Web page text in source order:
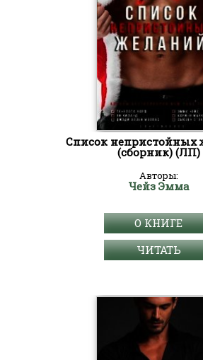
Список непристойных
(сборник) (ЛП)
Авторы:
Чейз Эмма
О КНИГЕ
ЧИТАТЬ